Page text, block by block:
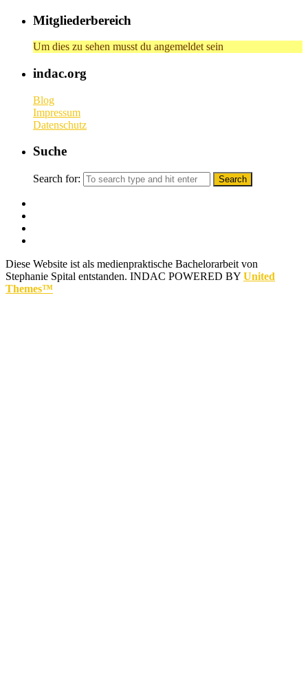
Mitgliederbereich
Um dies zu sehen musst du angemeldet sein
indac.org
Blog
Impressum
Datenschutz
Suche
Search for:
Diese Website ist als medienpraktische Bachelorarbeit von
Stephanie Spital entstanden. INDAC POWERED BY United
Themes™